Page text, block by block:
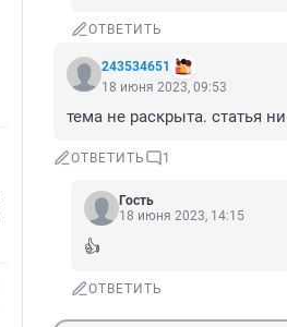
ОТВЕТИТЬ
243534651
18 июня 2023, 09:53
тема не раскрыта. статья
ОТВЕТИТЬ 1
Гость
18 июня 2023, 14:15
👍
ОТВЕТИТЬ